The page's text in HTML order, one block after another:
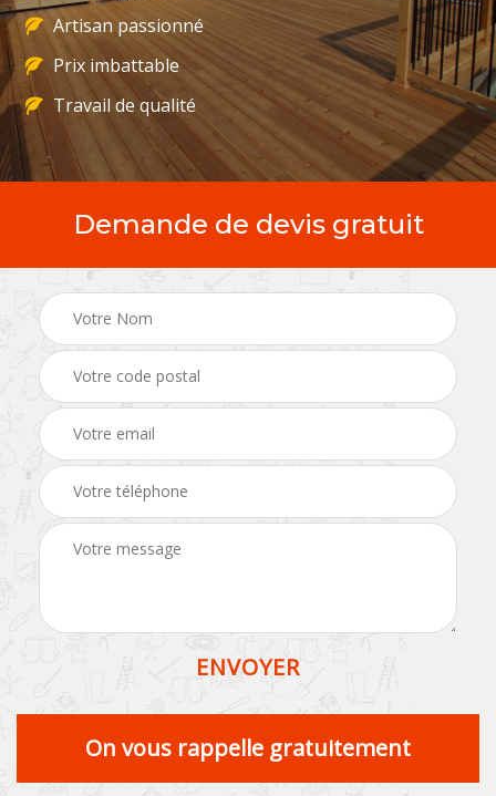
Artisan passionné
Prix imbattable
Travail de qualité
Demande de devis gratuit
On vous rappelle gratuitement